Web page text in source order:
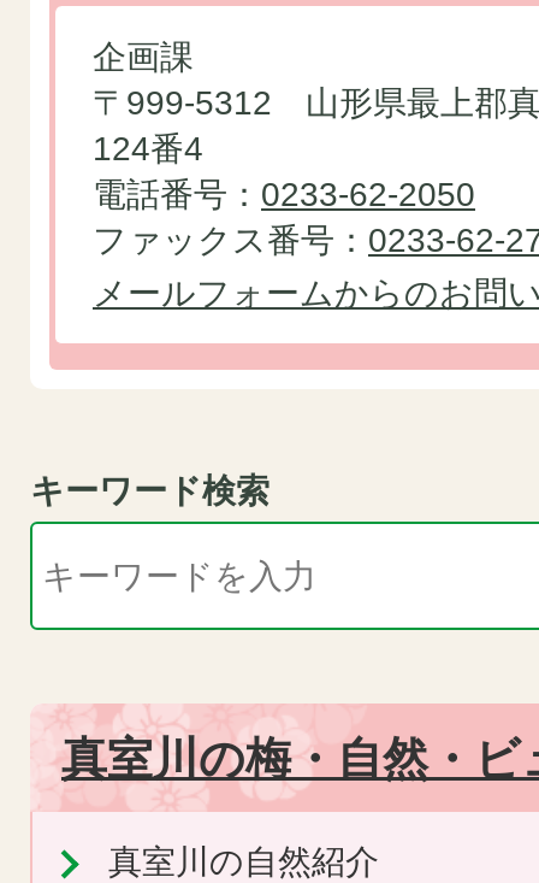
企画課
〒999-5312 山形県最上郡
124番4
電話番号： 0233-62-2050
ファックス番号： 0233-62-
メールフォームからのお問
キーワード検索
真室川の梅・自然・
真室川の自然紹介